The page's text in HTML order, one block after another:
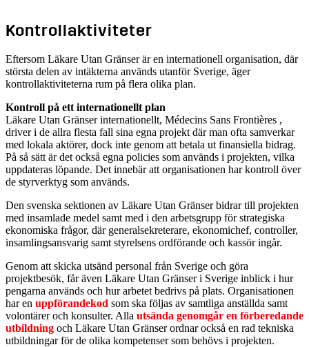
Kontrollaktiviteter
Eftersom Läkare Utan Gränser är en internationell organisation, där
största delen av intäkterna används utanför Sverige, äger
kontrollaktiviteterna rum på flera olika plan.
Kontroll på ett internationellt plan
Läkare Utan Gränser internationellt, Médecins Sans Frontières ,
driver i de allra flesta fall sina egna projekt där man ofta samverkar
med lokala aktörer, dock inte genom att betala ut finansiella bidrag.
På så sätt är det också egna policies som används i projekten, vilka
uppdateras löpande. Det innebär att organisationen har kontroll över
de styrverktyg som används.
Den svenska sektionen av Läkare Utan Gränser bidrar till projekten
med insamlade medel samt med i den arbetsgrupp för strategiska
ekonomiska frågor, där generalsekreterare, ekonomichef, controller,
insamlingsansvarig samt styrelsens ordförande och kassör ingår.
Genom att skicka utsänd personal från Sverige och göra
projektbesök, får även Läkare Utan Gränser i Sverige inblick i hur
pengarna används och hur arbetet bedrivs på plats. Organisationen
har en uppförandekod som ska följas av samtliga anställda samt
volontärer och konsulter. Alla utsända genomgår en förberedande
utbildning och Läkare Utan Gränser ordnar också en rad tekniska
utbildningar för de olika kompetenser som behövs i projekten.